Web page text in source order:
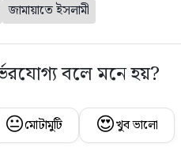
জামায়াতে ইসলামী
বলে মনে হয়?
😐মোটামুটি 😍খুব ভালো